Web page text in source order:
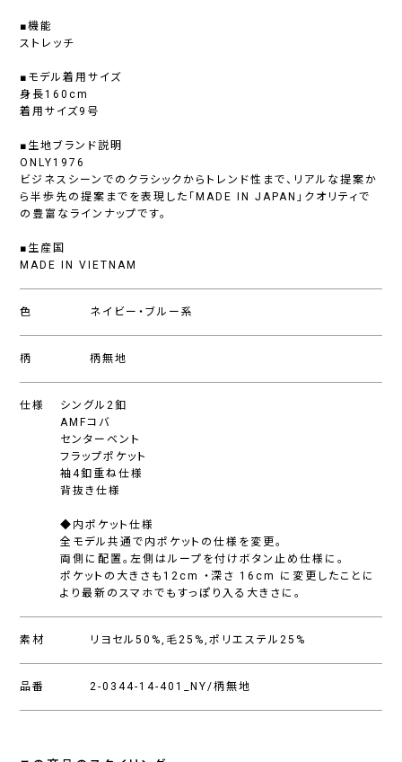
■機能
ストレッチ
■モデル着用サイズ
身長160cm
着用サイズ9号
■生地ブランド説明
ONLY1976
ビジネスシーンでのクラシックからトレンド性まで、リアルな提案か
ら半歩先の提案までを表現した「MADE IN JAPAN」クオリティで
の豊富なラインナップです。
■生産国
MADE IN VIETNAM
色 ネイビー・ブルー系
柄 柄無地
仕様
シングル2釦
AMFコバ
センターベント
フラップポケット
袖4釦重ね仕様
背抜き仕様
◆内ポケット仕様
全モデル共通で内ポケットの仕様を変更。
両側に配置。左側はループを付けボタン止め仕様に。
ポケットの大きさも12cm ・深さ 16cm に変更したことに
より最新のスマホでもすっぽり入る大きさに。
素材 リヨセル50%,毛25%,ポリエステル25%
品番 2-0344-14-401_NY/柄無地